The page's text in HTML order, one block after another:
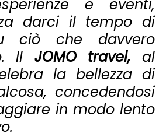
e eventi,
darci il tempo di
ciò che davvero
Il JOMO travel, al
la bellezza di
concedendosi
in modo lento